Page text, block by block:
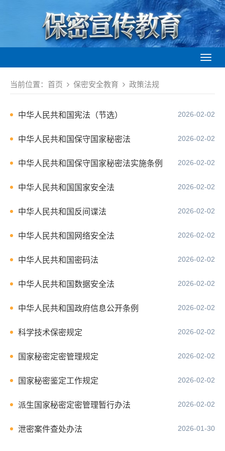
当前位置： 首页 保密安全教育 政策法规
中华人民共和国宪法（节选） 2026-02-02
中华人民共和国保守国家秘密法 2026-02-02
中华人民共和国保守国家秘密法实施条例 2026-02-02
中华人民共和国国家安全法 2026-02-02
中华人民共和国反间谍法 2026-02-02
中华人民共和国网络安全法 2026-02-02
中华人民共和国密码法 2026-02-02
中华人民共和国数据安全法 2026-02-02
中华人民共和国政府信息公开条例 2026-02-02
科学技术保密规定 2026-02-02
国家秘密定密管理规定 2026-02-02
国家秘密鉴定工作规定 2026-02-02
派生国家秘密定密管理暂行办法 2026-02-02
泄密案件查处办法 2026-01-30